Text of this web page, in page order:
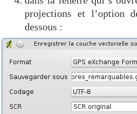
projections et l’option
dessous :